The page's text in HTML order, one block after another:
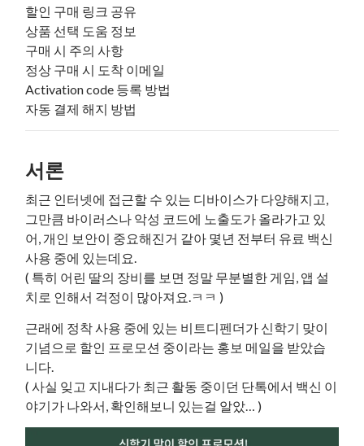
할인 구매 링크 공유
상품 선택 도움 정보
구매 시 주의 사항
정상 구매 시 도착 이메일
Activation code 등록 방법
자동 결제 해지 방법
서론
최근 인터넷에 접근할 수 있는 디바이스가 다양해지고,
그만큼 바이러스나 악성 코드에 노출도가 올라가고 있
어, 개인 보안이 중요해진거 같아 몇년 전부터 유료 백신
사용 중에 있는데요.
( 특히 어린 딸의 장비를 보면 정말 무분별한 게임, 앱 설
치로 인해서 걱정이 많아져요.ㅋㅋ )
근래에 정착 사용 중에 있는 비트디펜더가 신학기 맞이
기념으로 할인 프로모션 중이라는 홍보 메일을 받았습
니다.
( 사실 잊고 지내다가 최근 활동 중이던 단톡에서 백신 이
야기가 나와서, 확인해보니 있는걸 알았… )